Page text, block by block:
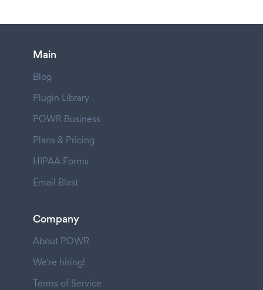
Main
Blog
Plugin Library
POWR Business
Plans & Pricing
HIPAA Forms
Email Blast
Company
About POWR
We're hiring!
Terms of Service